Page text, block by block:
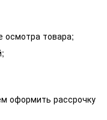
осмотра товара;
оформить рассрочку